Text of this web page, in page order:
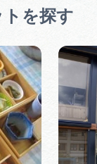
を探す